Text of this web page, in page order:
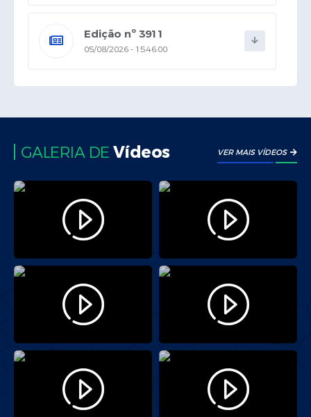
Edição nº 3911
05/08/2026 - 15:46:00
Edição nº 3909
Edição nº 3908
31/07/2026 - 15:24:00
GALERIA DE Vídeos VER MAIS VÍDEOS